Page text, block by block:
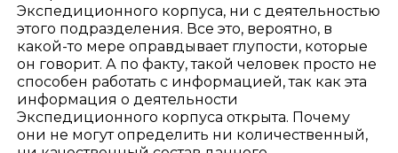
Экспедиционного корпуса, ни с деятельностью
этого подразделения. Все это, вероятно, в
какой-то мере оправдывает глупости, которые
он говорит. А по факту, такой человек просто не
способен работать с информацией, так как эта
информация о деятельности
Экспедиционного корпуса открыта. Почему
они не могут определить ни количественный,